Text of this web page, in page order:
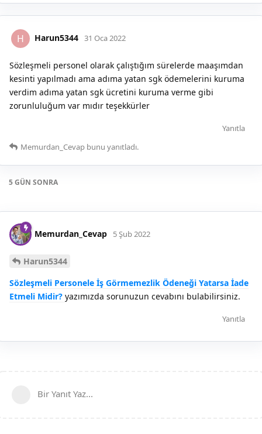
H Harun5344 31 Oca 2022
Sözleşmeli personel olarak çalıştığım sürelerde maaşımdan
kesinti yapılmadı ama adıma yatan sgk ödemelerini kuruma
verdim adıma yatan sgk ücretini kuruma verme gibi
zorunluluğum var mıdır teşekkürler
Yanıtla
Memurdan_Cevap bunu yanıtladı.
5 GÜN SONRA
Memurdan_Cevap 5 Şub 2022
Harun5344
Sözleşmeli Personele İş Görmemezlik Ödeneği Yatarsa İade
Etmeli Midir? yazımızda sorunuzun cevabını bulabilirsiniz.
Yanıtla
Bir Yanıt Yaz...